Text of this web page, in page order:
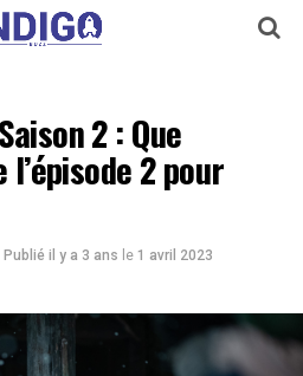
2 : Que
2 pour
Publié il y a 3 ans le 1 avril 2023